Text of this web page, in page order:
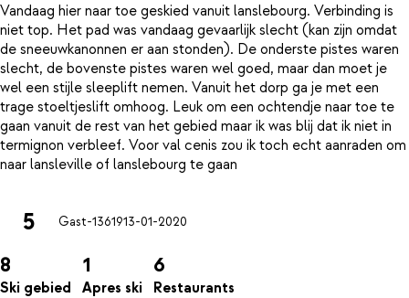
Vandaag hier naar toe geskied vanuit lanslebourg. Verbinding is
niet top. Het pad was vandaag gevaarlijk slecht (kan zijn omdat
de sneeuwkanonnen er aan stonden). De onderste pistes waren
slecht, de bovenste pistes waren wel goed, maar dan moet je
wel een stijle sleeplift nemen. Vanuit het dorp ga je met een
trage stoeltjeslift omhoog. Leuk om een ochtendje naar toe te
gaan vanuit de rest van het gebied maar ik was blij dat ik niet in
termignon verbleef. Voor val cenis zou ik toch echt aanraden om
5 Gast-1361913-01-2020
8
Ski gebied
1
Apres ski
6
Restaurants